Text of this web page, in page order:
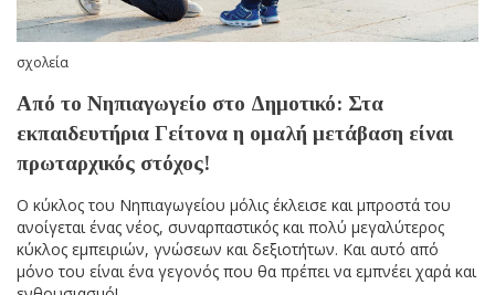
σχολεία
Από το Νηπιαγωγείο στο Δημοτικό: Στα
εκπαιδευτήρια Γείτονα η ομαλή μετάβαση είναι
πρωταρχικός στόχος!
Ο κύκλος του Νηπιαγωγείου μόλις έκλεισε και μπροστά του
ανοίγεται ένας νέος, συναρπαστικός και πολύ μεγαλύτερος
κύκλος εμπειριών, γνώσεων και δεξιοτήτων. Και αυτό από
μόνο του είναι ένα γεγονός που θα πρέπει να εμπνέει χαρά και